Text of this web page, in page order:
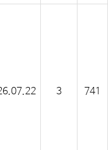
3 741